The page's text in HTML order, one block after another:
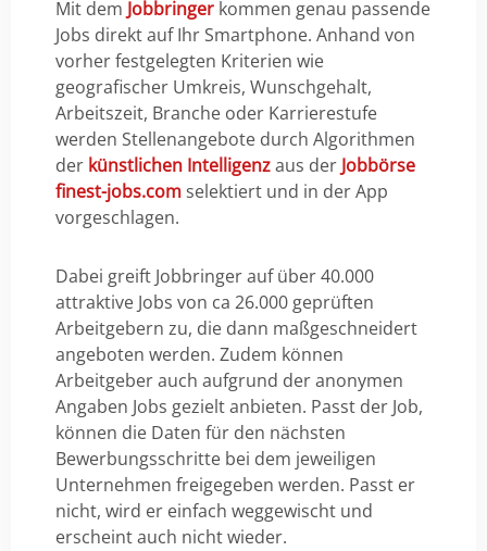
Mit dem Jobbringer kommen genau passende
Jobs direkt auf Ihr Smartphone. Anhand von
vorher festgelegten Kriterien wie
geografischer Umkreis, Wunschgehalt,
Arbeitszeit, Branche oder Karrierestufe
werden Stellenangebote durch Algorithmen
der künstlichen Intelligenzaus der Jobbörse
finest-jobs.com selektiert und in der App
vorgeschlagen.
Dabei greift Jobbringer auf über 40.000
attraktive Jobs von ca 26.000 geprüften
Arbeitgebern zu, die dann maßgeschneidert
angeboten werden. Zudem können
Arbeitgeber auch aufgrund der anonymen
Angaben Jobs gezielt anbieten. Passt der Job,
können die Daten für den nächsten
Bewerbungsschritte bei dem jeweiligen
Unternehmen freigegeben werden. Passt er
nicht, wird er einfach weggewischt und
erscheint auch nicht wieder.